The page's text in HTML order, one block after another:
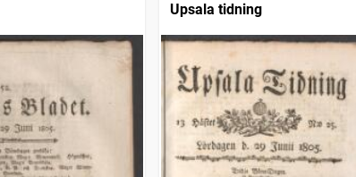
Upsala tidning